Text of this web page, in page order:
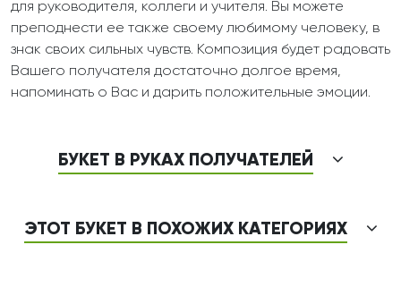
для руководителя, коллеги и учителя. Вы можете
преподнести ее также своему любимому человеку, в
знак своих сильных чувств. Композиция будет радовать
Вашего получателя достаточно долгое время,
напоминать о Вас и дарить положительные эмоции.
БУКЕТ В РУКАХ ПОЛУЧАТЕЛЕЙ
ЭТОТ БУКЕТ В ПОХОЖИХ КАТЕГОРИЯХ